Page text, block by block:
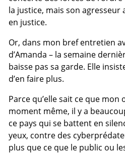
la justice, mais son
en justice.
Or, dans mon bref entretien
d’Amanda – la semaine
baisse pas sa garde. Elle
d’en faire plus.
Parce qu’elle sait ce que
moment même, il y a
ce pays qui se battent en
yeux, contre des
plus que ce que le public ou